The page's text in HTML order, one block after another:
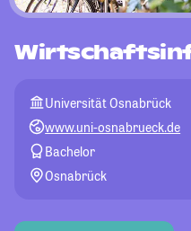
Universität Osnabrück
www.uni-osnabrueck.de
Bachelor
Osnabrück